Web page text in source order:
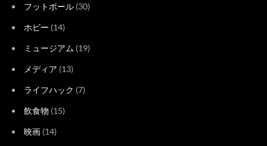
フットボール (30)
ホビー (14)
ミュージアム (19)
メディア (13)
ライフハック (7)
飲食物 (15)
映画 (14)